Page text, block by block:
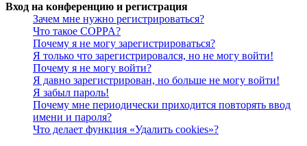
Вход на конференцию и регистрация
Зачем мне нужно регистрироваться?
Что такое COPPA?
Почему я не могу зарегистрироваться?
Я только что зарегистрировался, но не могу войти!
Почему я не могу войти?
Я давно зарегистрирован, но больше не могу войти!
Я забыл пароль!
Почему мне периодически приходится повторять ввод
имени и пароля?
Что делает функция «Удалить cookies»?